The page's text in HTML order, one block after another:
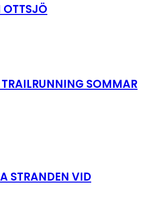
OTTSJÖ
TRAILRUNNING SOMMAR
STRANDEN VID